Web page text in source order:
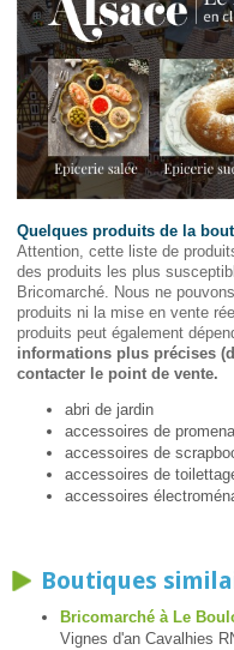
Quelques produits de la
Attention, cette liste de
des produits les plus
Bricomarché. Nous ne
produits ni la mise en vente
produits peut également
informations plus précises
contacter le point de vente.
abri de jardin
accessoires de
accessoires de
accessoires de
accessoires
Boutiques
Bricomarché à Le
Vignes d'an Cavalhies